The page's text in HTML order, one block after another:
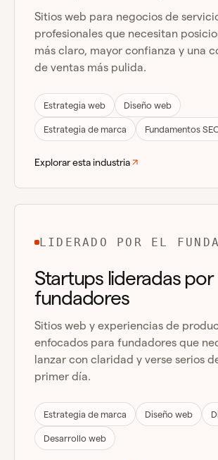
Sitios web para negocios de
profesionales que necesitan
más claro, mayor confianza y una
de ventas más pulida.
Estrategia web Diseño web
Estrategia de marca Fundamentos
Explorar esta industria
LIDERADO POR EL
Startups lideradas por
fundadores
Sitios web y experiencias de
enfocados para fundadores que
lanzar con claridad y verse serios
primer día.
Estrategia de marca Diseño web
Desarrollo web